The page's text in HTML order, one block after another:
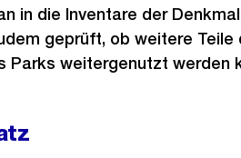
in die Inventare der
geprüft, ob weitere
Parks weitergenutzt werden